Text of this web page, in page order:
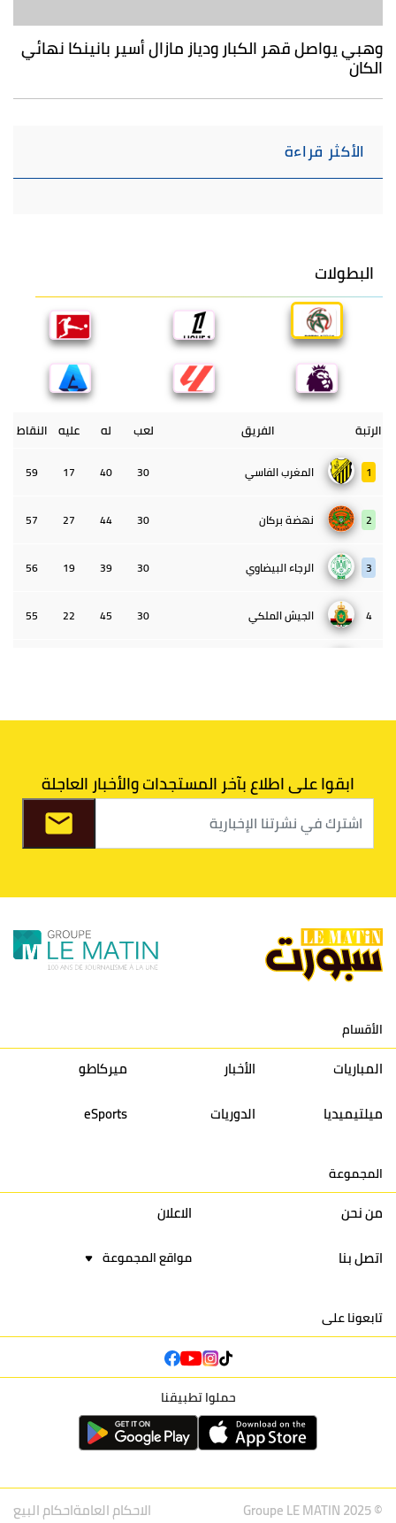
وهبي يواصل قهر الكبار ودياز مازال أسير بانينكا نهائي
الكان
الأكثر قراءة
البطولات
الرتبة الفريق لعب له عليه النقاط
1 المغرب الفاسي 30
40
17
59
2 نهضة بركان 30
44
27
57
3 الرجاء البيضاوي 30
39
19
56
4 الجيش الملكي 30
45
22
55
36
37
9 الكوكب المراكشي 30
27
26
36
10 النادي المكناسي 30
24
33
36
11 نادي النهضة زمامرة 30
28
37
33
13 إتحاد تواركة 30
32
40
31
16 نادي أولمبيك آسفي 30
24
42
22
ابقوا على اطلاع بآخر المستجدات والأخبار العاجلة
الأقسام
المباريات الأخبار
ميركاطو
ميلتيميديا
الدوريات eSports
المجموعة
من نحن
الاعلان
اتصل بنا
مواقع المجموعة
تابعونا على
حملوا تطبيقنا
© Groupe LE MATIN 2025 الاحكام العامةاحكام البيع